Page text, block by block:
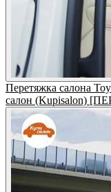
Перетяжка салона
салон (Kupisalon)